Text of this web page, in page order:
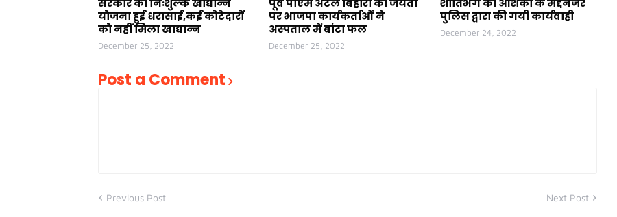
सरकार की निःशुल्क खाद्यान्न
योजना हुई धरासाई,कई कोटेदारों
को नहीं मिला खाद्यान्न
December 25, 2022
पूर्व पीएम अटल बिहारी की जयंती
पर भाजपा कार्यकर्ताओं ने
अस्पताल में बांटा फल
December 25, 2022
शांतिभंग की आशंका के मद्देनजर
पुलिस द्वारा की गयी कार्यवाही
December 24, 2022
Post a Comment
Previous Post Next Post